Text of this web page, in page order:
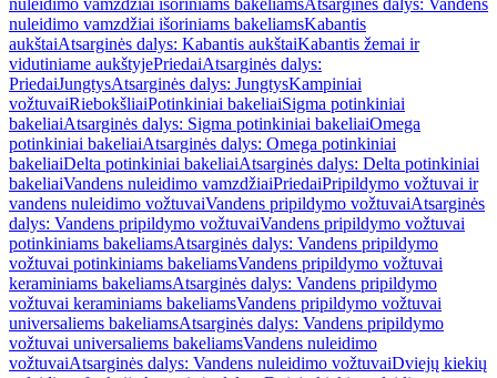
nuleidimo vamzdžiai išoriniams bakeliamsAtsarginės dalys: Vandens
nuleidimo vamzdžiai išoriniams bakeliamsKabantis
aukštaiAtsarginės dalys: Kabantis aukštaiKabantis žemai ir
vidutiniame aukštyjePriedaiAtsarginės dalys:
PriedaiJungtysAtsarginės dalys: JungtysKampiniai
vožtuvaiRiebokšliaiPotinkiniai bakeliaiSigma potinkiniai
bakeliaiAtsarginės dalys: Sigma potinkiniai bakeliaiOmega
potinkiniai bakeliaiAtsarginės dalys: Omega potinkiniai
bakeliaiDelta potinkiniai bakeliaiAtsarginės dalys: Delta potinkiniai
bakeliaiVandens nuleidimo vamzdžiaiPriedaiPripildymo vožtuvai ir
vandens nuleidimo vožtuvaiVandens pripildymo vožtuvaiAtsarginės
dalys: Vandens pripildymo vožtuvaiVandens pripildymo vožtuvai
potinkiniams bakeliamsAtsarginės dalys: Vandens pripildymo
vožtuvai potinkiniams bakeliamsVandens pripildymo vožtuvai
keraminiams bakeliamsAtsarginės dalys: Vandens pripildymo
vožtuvai keraminiams bakeliamsVandens pripildymo vožtuvai
universaliems bakeliamsAtsarginės dalys: Vandens pripildymo
vožtuvai universaliems bakeliamsVandens nuleidimo
vožtuvaiAtsarginės dalys: Vandens nuleidimo vožtuvaiDviejų kiekių